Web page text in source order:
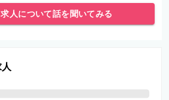
人について話を聞いてみる